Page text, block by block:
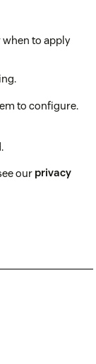
to apply
to configure.
our privacy